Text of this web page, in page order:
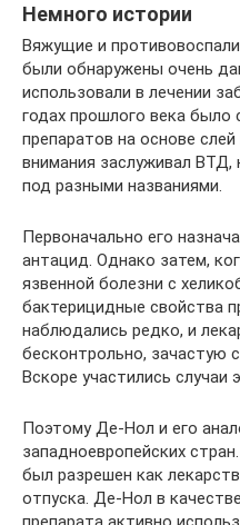
Немного истории
Вяжущие и
были обнаружены очень
использовали в лечении
годах прошлого века было
препаратов на основе
внимания заслуживал
под разными названиями.
Первоначально его
антацид. Однако затем,
язвенной болезни с
бактерицидные свойства
наблюдались редко, и
бесконтрольно, зачастую
Вскоре участились случаи
Поэтому Де-Нол и его
западноевропейских
был разрешен как
отпуска. Де-Нол в